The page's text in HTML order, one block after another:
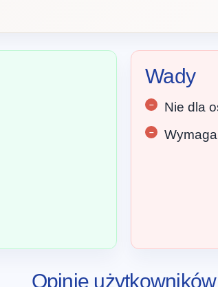
Wady
Nie dla
Opinie użytkowników